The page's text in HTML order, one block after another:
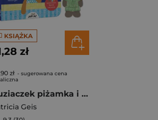
KSIĄŻKA
zł
zł - sugerowana cena
Buziaczek piżamka i hop do spanka!
Geis